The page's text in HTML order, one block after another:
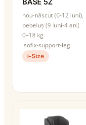
nou-născut (0-12 luni),
bebeluș (9 luni-4 ani)
0–18 kg
isofix-support-leg
i-Size